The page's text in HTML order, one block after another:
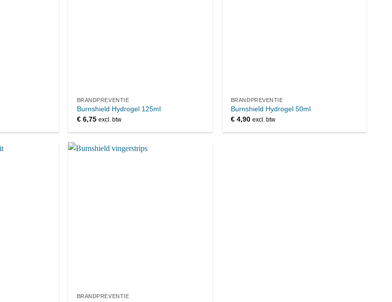
BRANDPREVENTIE
Burnshield Hydrogel 125ml
€6,75 excl. btw
BRANDPREVENTIE
Burnshield Hydrogel 50ml
€4,90 excl. btw
BRANDPREVENTIE